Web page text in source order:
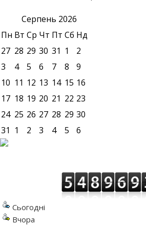
Серпень 2026
Пн Вт Ср Чт Пт Сб Нд
27 28 29 30 31 1
2
3
4 5 6 7 8
9
10 11 12 13 14 15 16
17 18 19 20 21 22 23
24 25 26 27 28 29 30
31 1 2 3 4 5 6
Сьогодні
Вчора